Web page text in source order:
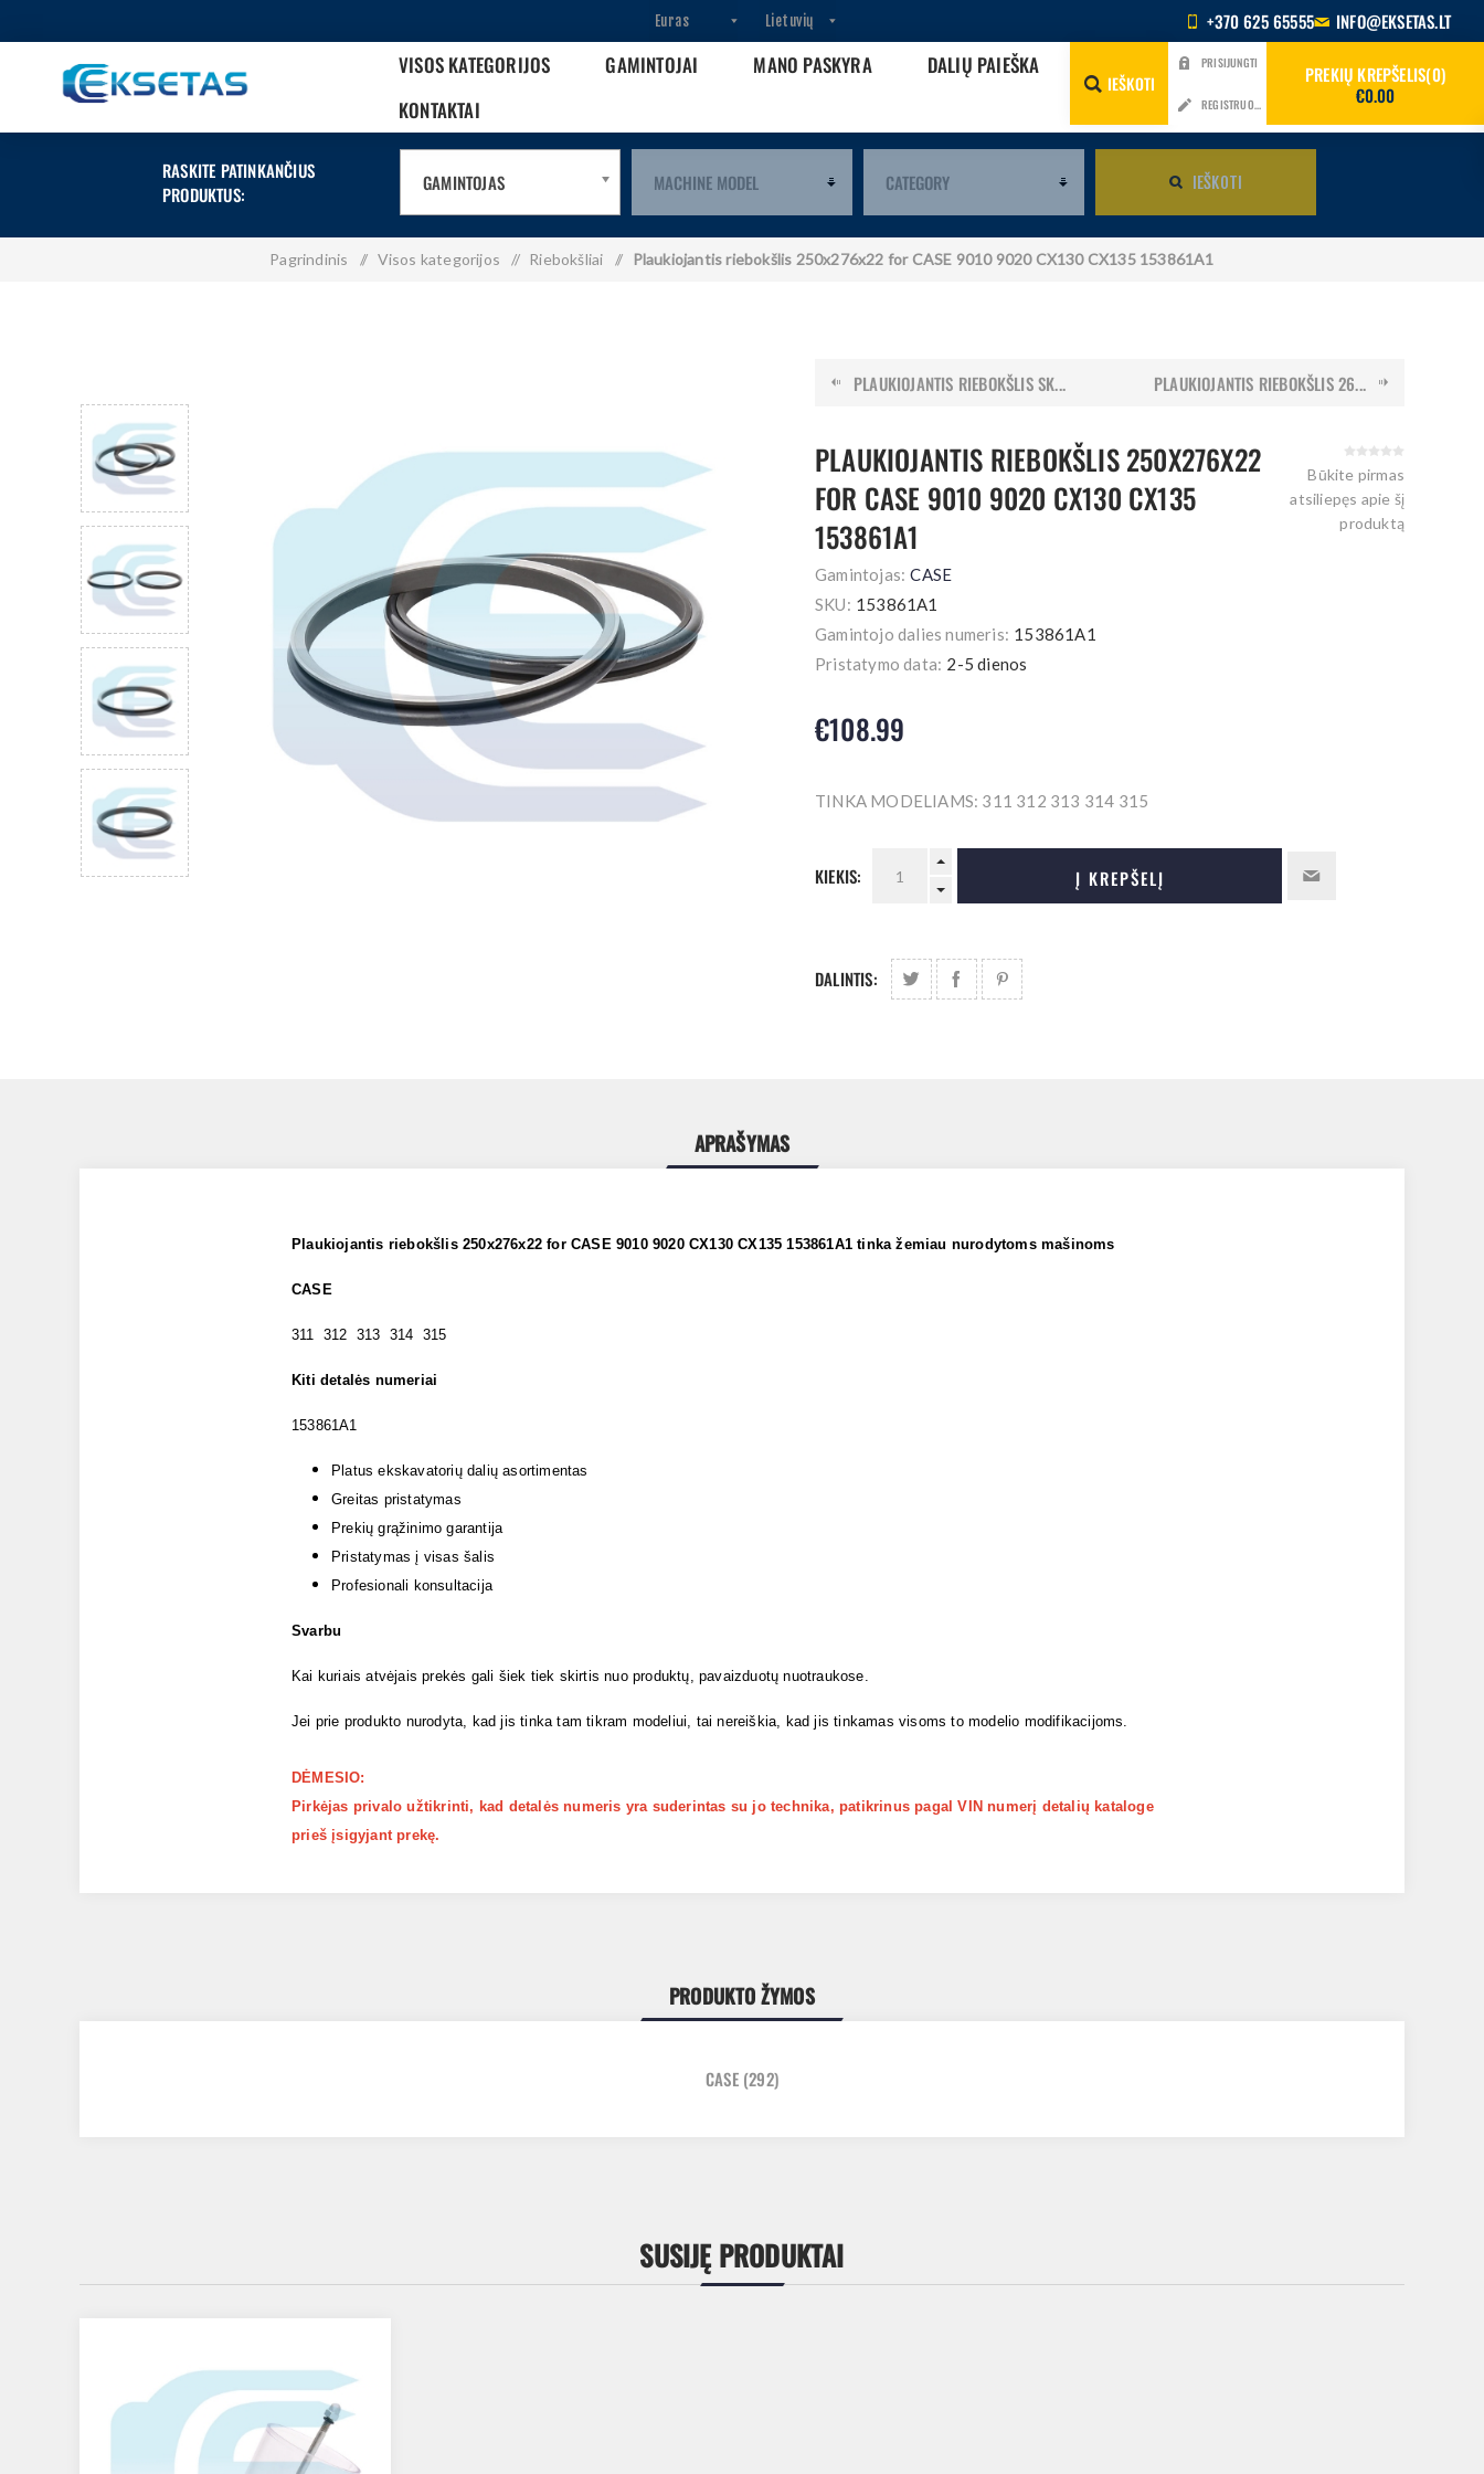
+370 625 65555 INFO@EKSETAS.LT
VISOS KATEGORIJOS GAMINTOJAI MANO PASKYRA
DALIŲ PAIEŠKA
KONTAKTAI
IEŠKOTI
PRISIJUNGTI
REGISTRUOTIS
PREKIŲ KREPŠELIS 0
€0.00
RASKITE PATINKANČIUS
PRODUKTUS:
GAMINTOJAS IEŠKOTI
Pagrindinis / Visos kategorijos / Riebokšliai / Plaukiojantis riebokšlis 250x276x22 for CASE 9010 9020 CX130 CX135 153861A1
PLAUKIOJANTIS RIEBOKŠLIS SK... PLAUKIOJANTIS RIEBOKŠLIS 26...
PLAUKIOJANTIS RIEBOKŠLIS 250X276X22
FOR CASE 9010 9020 CX130 CX135
153861A1
Gamintojas: CASE
SKU: 153861A1
Gamintojo dalies numeris: 153861A1
Būkite pirmas
atsiliepęs apie šį
produktą
Pristatymo data: 2-5 dienos
€108.99
TINKA MODELIAMS: 311 312 313 314 315
KIEKIS: Į KREPŠELĮ
DALINTIS:
APRAŠYMAS
Plaukiojantis riebokšlis 250x276x22 for CASE 9010 9020 CX130 CX135 153861A1 tinka žemiau nurodytoms mašinoms
CASE
311 312 313 314 315
Kiti detalės numeriai
153861A1
Platus ekskavatorių dalių asortimentas
Greitas pristatymas
Prekių grąžinimo garantija
Pristatymas į visas šalis
Profesionali konsultacija
Svarbu
Kai kuriais atvėjais prekės gali šiek tiek skirtis nuo produktų, pavaizduotų nuotraukose.
Jei prie produkto nurodyta, kad jis tinka tam tikram modeliui, tai nereiškia, kad jis tinkamas visoms to modelio modifikacijoms.
DĖMESIO:
Pirkėjas privalo užtikrinti, kad detalės numeris yra suderintas su jo technika, patikrinus pagal VIN numerį detalių kataloge
prieš įsigyjant prekę.
PRODUKTO ŽYMOS
CASE (292)
SUSIJĘ PRODUKTAI